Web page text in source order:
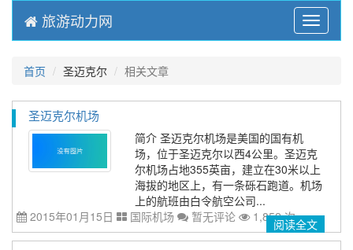
Menu
旅游动力网
首页 圣迈克尔 相关文章
圣迈克尔机场
简介 圣迈克尔机场是美国的国有机
场，位于圣迈克尔以西4公里。圣迈克
尔机场占地355英亩，建立在30米以上
海拔的地区上，有一条砾石跑道。机场
上的航班由白令航空公司...
2015年01月15日
国际机场 暂无评论 1,852 次阅读全文